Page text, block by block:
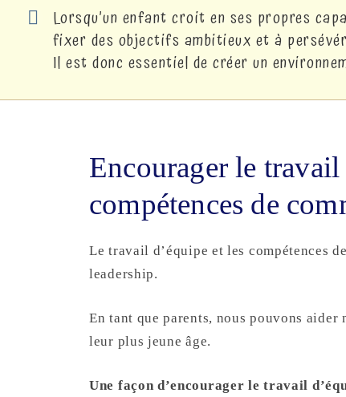
Lorsqu’un enfant croit en ses propres
fixer des objectifs ambitieux et à
Il est donc essentiel de créer un
Encourager le travail
compétences de
Le travail d’équipe et les compétences
leadership.
En tant que parents, nous pouvons aider
leur plus jeune âge.
Une façon d’encourager le travail